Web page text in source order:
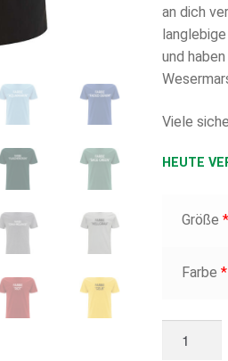
an dich
und
Viele
HEUTE
Größe *
Farbe *